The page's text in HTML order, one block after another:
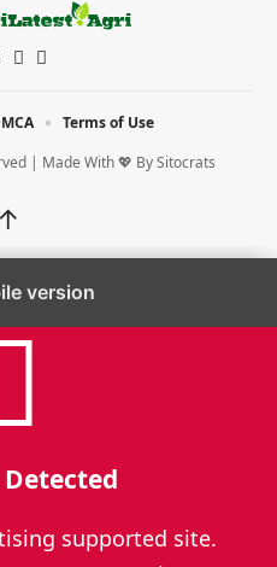
| Made With 💖 BySitocrats
Terms of Use
↑
version
supported site.